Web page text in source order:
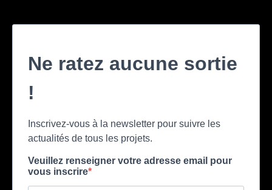
Ne ratez aucune sortie
!
Inscrivez-vous à la newsletter pour suivre les
actualités de tous les projets.
Veuillez renseigner votre adresse email pour
vous inscrire